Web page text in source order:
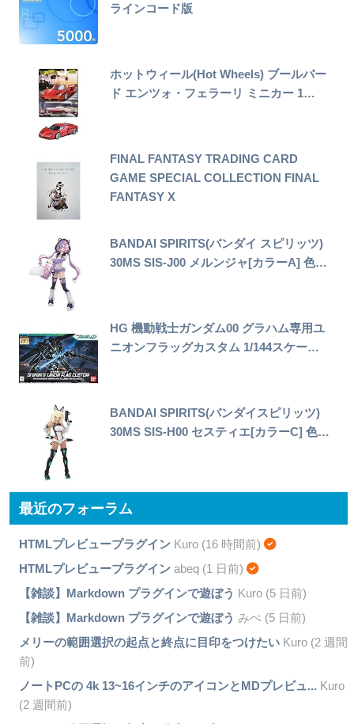
ラインコード版
ホットウィール(Hot Wheels) ブールバー
ド エンツォ・フェラーリ ミニカー 1…
FINAL FANTASY TRADING CARD
GAME SPECIAL COLLECTION FINAL
FANTASY X
BANDAI SPIRITS(バンダイ スピリッツ)
30MS SIS-J00 メルンジャ[カラーA] 色…
HG 機動戦士ガンダム00 グラハム専用ユ
ニオンフラッグカスタム 1/144スケー…
BANDAI SPIRITS(バンダイスピリッツ)
30MS SIS-H00 セスティエ[カラーC] 色…
最近のフォーラム
HTMLプレビュープラグインKuro (16 時間前)
HTMLプレビュープラグインabeq (1 日前)
【雑談】Markdown プラグインで遊ぼう Kuro (5 日前)
【雑談】Markdown プラグインで遊ぼう みぺ (5 日前)
メリーの範囲選択の起点と終点に目印をつけたいKuro (2 週間
前)
ノートPCの 4k 13~16インチのアイコンとMDプレビュ... Kuro
(2 週間前)